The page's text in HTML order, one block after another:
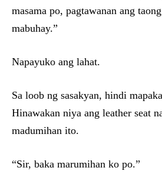
masama po, pagtawanan ang
mabuhay.”
Napayuko ang lahat.
Sa loob ng sasakyan, hindi
Hinawakan niya ang leather seat
madumihan ito.
“Sir, baka marumihan ko po.”